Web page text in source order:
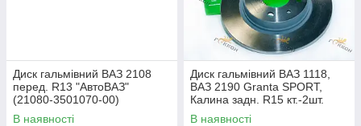
Диск гальмівний ВАЗ 2108
перед. R13 "АвтоВАЗ"
(21080-3501070-00)
В наявності
Диск гальмівний ВАЗ 1118,
ВАЗ 2190 Granta SPORT,
Калина задн. R15 кт.-2шт.
"АвтоРеал" (АВ905-3502070)
В наявності